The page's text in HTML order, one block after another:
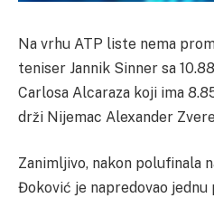
Na vrhu ATP liste nema
teniser Jannik Sinner sa
Carlosa Alcaraza koji ima
drži Nijemac Alexander
Zanimljivo, nakon polufinala
Đoković je napredovao jednu